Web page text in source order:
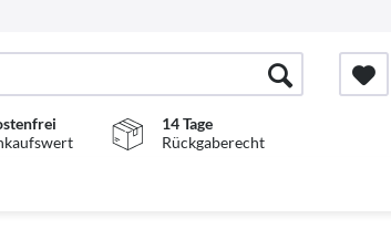
14 Tage
Rückgaberecht